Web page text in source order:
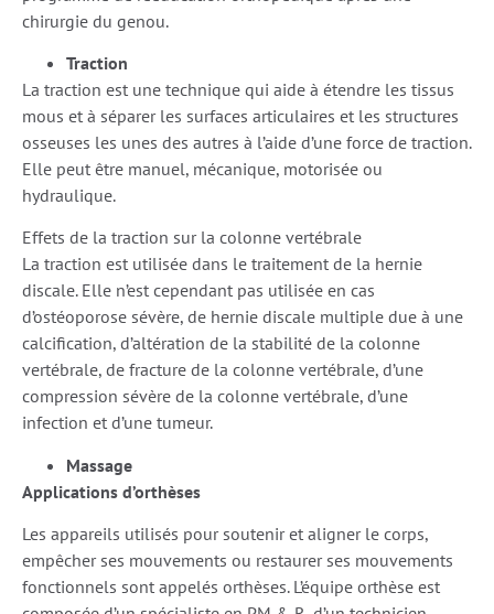
chirurgie du genou.
Traction
La traction est une technique qui aide à étendre les tissus
mous et à séparer les surfaces articulaires et les structures
osseuses les unes des autres à l’aide d’une force de traction.
Elle peut être manuel, mécanique, motorisée ou
hydraulique.
Effets de la traction sur la colonne vertébrale
La traction est utilisée dans le traitement de la hernie
discale. Elle n’est cependant pas utilisée en cas
d’ostéoporose sévère, de hernie discale multiple due à une
calcification, d’altération de la stabilité de la colonne
vertébrale, de fracture de la colonne vertébrale, d’une
compression sévère de la colonne vertébrale, d’une
infection et d’une tumeur.
Massage
Applications d’orthèses
Les appareils utilisés pour soutenir et aligner le corps,
empêcher ses mouvements ou restaurer ses mouvements
fonctionnels sont appelés orthèses. L’équipe orthèse est